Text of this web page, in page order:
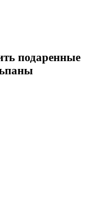
подаренные